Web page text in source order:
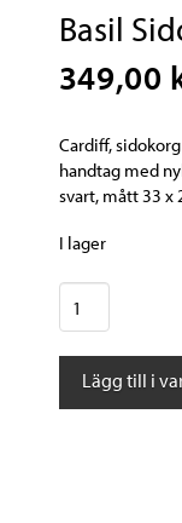
Basil
349,00
Cardiff,
handtag med
svart, mått 33 x
I lager
Basil
Sidokorg
Cardiff
mängd
Lägg till i